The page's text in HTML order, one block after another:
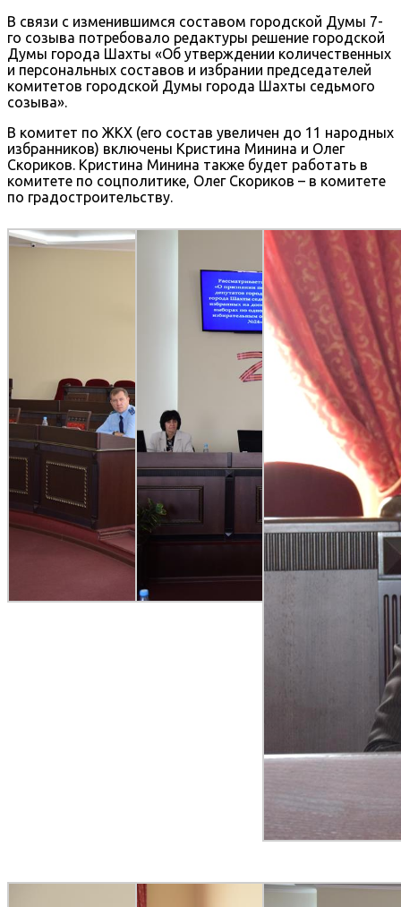
В связи с изменившимся составом городской Думы 7-
го созыва потребовало редактуры решение городской
Думы города Шахты «Об утверждении количественных
и персональных составов и избрании председателей
комитетов городской Думы города Шахты седьмого
созыва».
В комитет по ЖКХ (его состав увеличен до 11 народных
избранников) включены Кристина Минина и Олег
Скориков. Кристина Минина также будет работать в
комитете по соцполитике, Олег Скориков – в комитете
по градостроительству.